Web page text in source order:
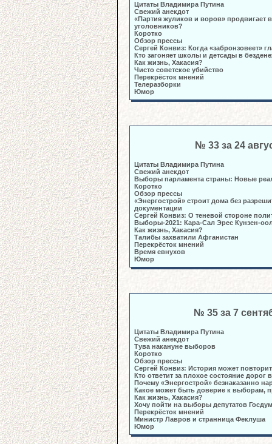
Цитаты Владимира Путина
Свежий анекдот
«Партия жуликов и воров» продвигает
уголовников?
Коротко
Обзор прессы
Сергей Конвиз: Когда «забронзовеет»
Кто загоняет школы и детсады в
Как жизнь, Хакасия?
Чисто советское убийство
Перекрёсток мнений
Телеразборки
Юмор
№ 33 за 24
Цитаты Владимира Путина
Свежий анекдот
Выборы парламента страны: Новые
Коротко
Обзор прессы
«Энергострой» строит дома без
документации
Сергей Конвиз: О теневой стороне
Выборы-2021: Кара-Сал Эрес Кунзен-
Как жизнь, Хакасия?
Талибы захватили Афганистан
Перекрёсток мнений
Время евнухов
Юмор
№ 35 за 7
Цитаты Владимира Путина
Свежий анекдот
Тува накануне выборов
Коротко
Обзор прессы
Сергей Конвиз: История может
Кто ответит за плохое состояние
Почему «Энергострой» безнаказанно
Какое может быть доверие к выборам,
Как жизнь, Хакасия?
Хочу пойти на выборы депутатов
Перекрёсток мнений
Министр Лавров и странница Феклуша
Юмор